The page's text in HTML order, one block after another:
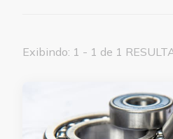
Exibindo: 1 - 1 de 1